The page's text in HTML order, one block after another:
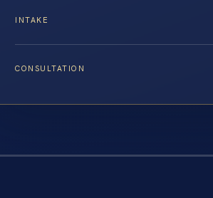
INTAKE
CONSULTATION